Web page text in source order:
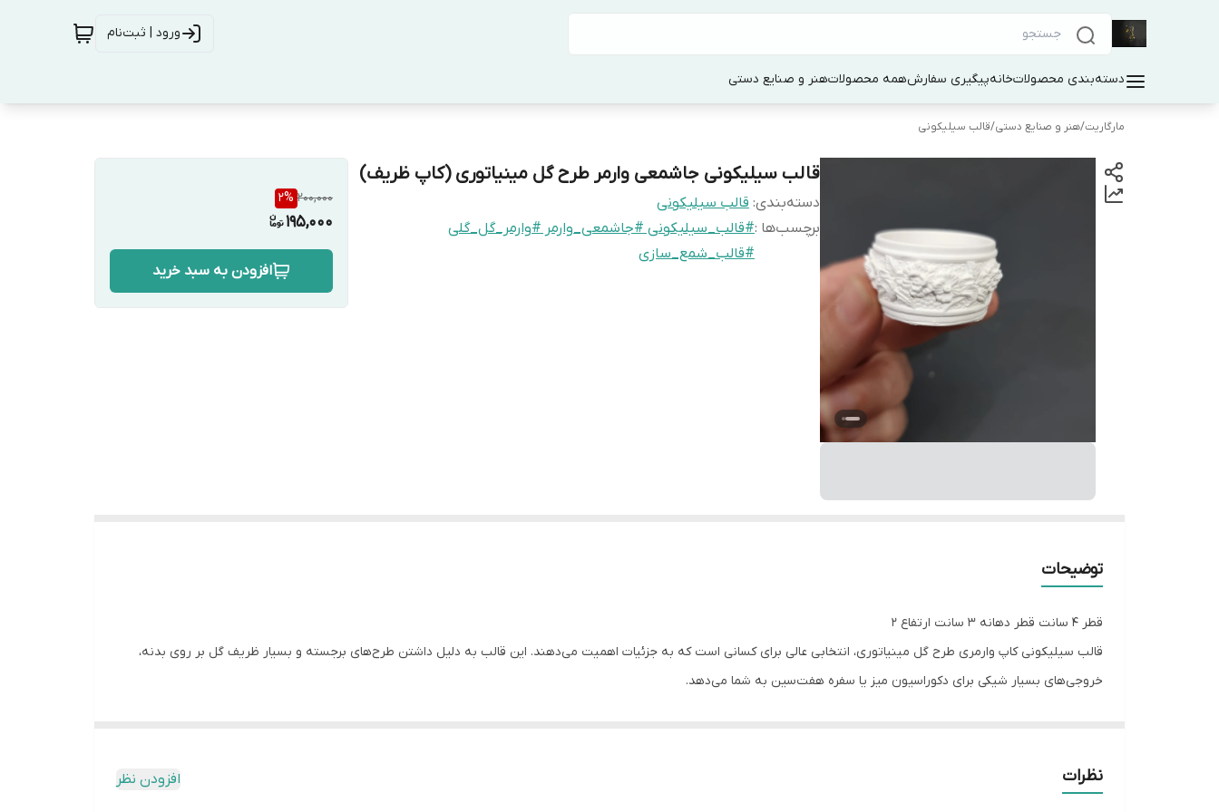
ورود | ثبت‌نام
دسته‌بندی محصولاتخانهپیگیری سفارشهمه محصولاتهنر و صنایع دستی
مارگاریت/هنر و صنایع دستی/قالب سیلیکونی
قالب سیلیکونی جاشمعی وارمر طرح گل مینیاتوری (کاپ ظریف)
دسته‌بندی: قالب سیلیکونی
برچسب‌ها :#قالب_سیلیکونی #جاشمعی_وارمر #وارمر_گل_گلی
#قالب_شمع_سازی
200,000
2%
195,000
افزودن به سبد خرید
توضیحات
قطر 4 سانت قطر دهانه 3 سانت ارتفاع 2
قالب سیلیکونی کاپ وارمری طرح گل مینیاتوری، انتخابی عالی برای کسانی است که به جزئیات اهمیت می‌دهند. این قالب به دلیل داشتن طرح‌های برجسته و بسیار ظریف گل بر روی بدنه،
خروجی‌های بسیار شیکی برای دکوراسیون میز یا سفره هفت‌سین به شما می‌دهد.
وارمر یا ظرف‌های کوچک برای اکسسوری‌های خاص استفاده کنید.
نظرات افزودن نظر